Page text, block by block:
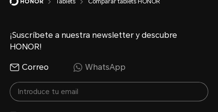
Tablets Comparar tablets HONOR
¡Suscríbete a nuestra newsletter y descubre
HONOR!
Correo WhatsApp